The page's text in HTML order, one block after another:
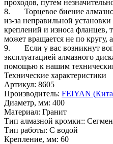
проходов, путем
8. Торцевое биение
из-за неправильной
креплений и износа фланцев,
может вращается не по кругу,
9. Если у вас возникнут
эксплуатацией алмазного
помощью к нашим
Технические характеристики
Артикул: 8605
Производитель: FEIYAN
Диаметр, мм: 400
Материал: Гранит
Тип алмазной кромки::
Тип работы: С водой
Крепление, мм: 60